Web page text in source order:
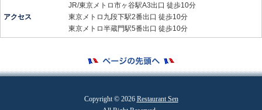
アクセス
JR/東京メトロ市ヶ谷駅A3出口 徒歩10分
東京メトロ九段下駅2番出口 徒歩10分
東京メトロ半蔵門駅5番出口 徒歩10分
Copyright © 2026 Restaurant Sen